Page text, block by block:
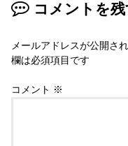
コメントを
メールアドレスが公開さ
欄は必須項目です
コメント ※